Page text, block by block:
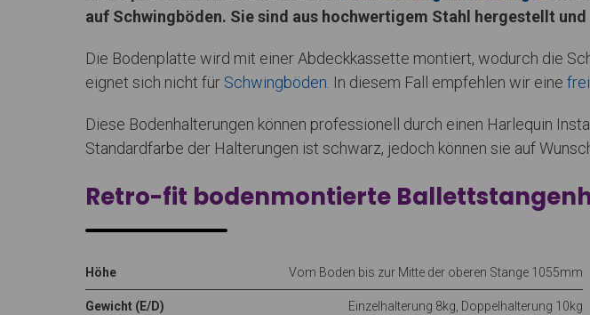
auf Schwingböden. Sie sind aus hochwertigem Stahl hergestellt
Die Bodenplatte wird mit einer Abdeckkassette montiert, wodurch die
eignet sich nicht für Schwingböden . In diesem Fall empfehlen wir eine
Diese Bodenhalterungen können professionell durch einen Harlequin
Standardfarbe der Halterungen ist schwarz, jedoch können sie auf
Retro-fit bodenmontierte
Höhe Vom Boden bis zur Mitte der oberen Stange 1055mm
Gewicht (E/D) Einzelhalterung 8kg, Doppelhalterung 10kg